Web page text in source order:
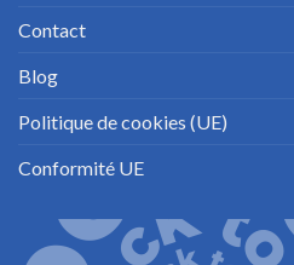
Contact
Blog
Politique de cookies (UE)
Conformité UE